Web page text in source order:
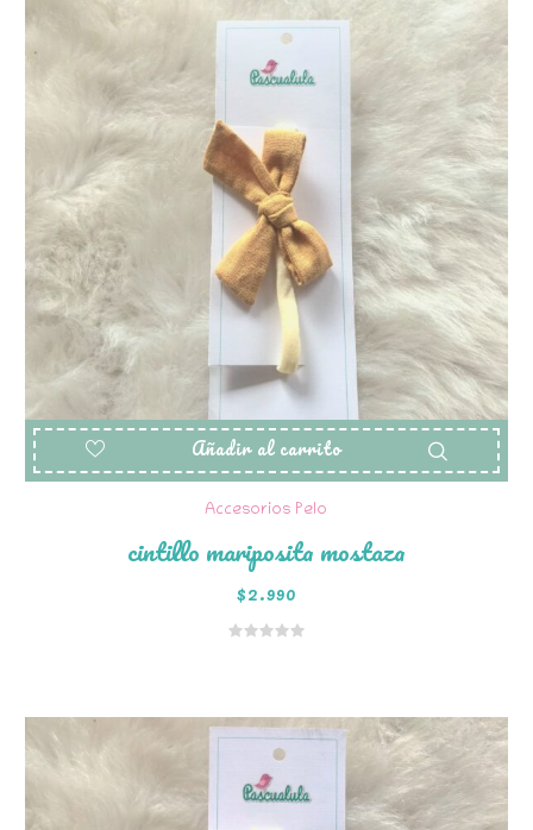
Añadir al carrito
Accesorios Pelo
cintillo mariposita mostaza
$2.990